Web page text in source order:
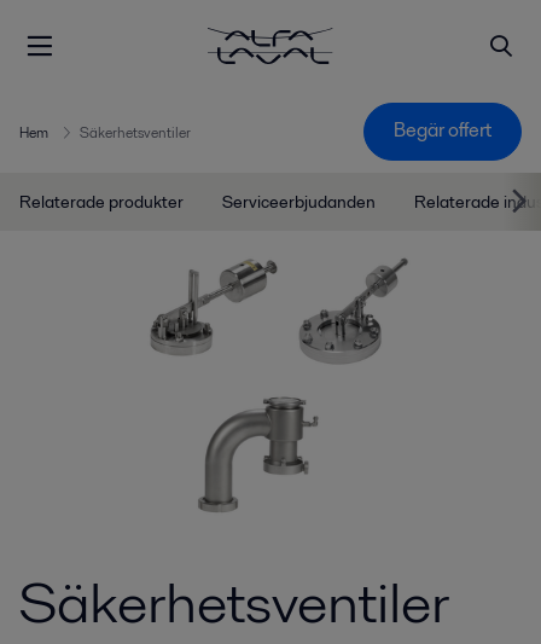
Hem Säkerhetsventiler Begär offert
Relaterade produkter Serviceerbjudanden Relaterade
Säkerhetsventiler